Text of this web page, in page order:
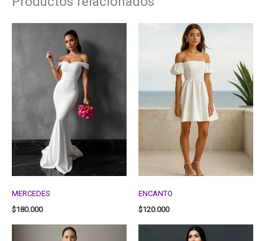
MERCEDES
$180.000
ENCANTO
$120.000